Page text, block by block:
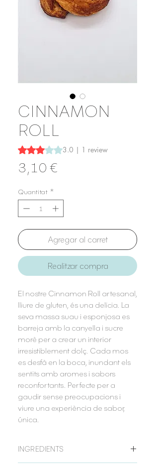
CINNAMON
ROLL
Rating is 3.0 out of five stars based on 1
3.0 | 1 review
3,10 €
Quantitat *
Agregar al carret
Realitzar compra
El nostre Cinnamon Roll artesanal,
lliure de gluten, és una delícia. La
seva massa suau i esponjosa es
barreja amb la canyella i sucre
morè per a crear un interior
irresistiblement dolç. Cada mos
es desfà en la boca, inundant els
sentits amb aromes i sabors
reconfortants. Perfecte per a
gaudir sense preocupacions i
viure una experiència de sabor,
única.
INGREDIENTS